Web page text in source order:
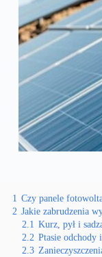
1 Czy panele
2 Jakie zabrudzenia
2.1 Kurz, pył i
2.2 Ptasie odchody
2.3